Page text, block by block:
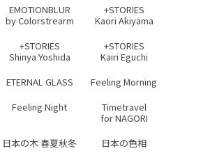
EMOTIONBLUR
by Colorstrearm
+STORIES
Kaori Akiyama
+STORIES
Shinya Yoshida
+STORIES
Kairi Eguchi
ETERNAL GLASS
Feeling Morning
Feeling Night
Timetravel
for NAGORI
日本の木 春夏秋冬
日本の色相